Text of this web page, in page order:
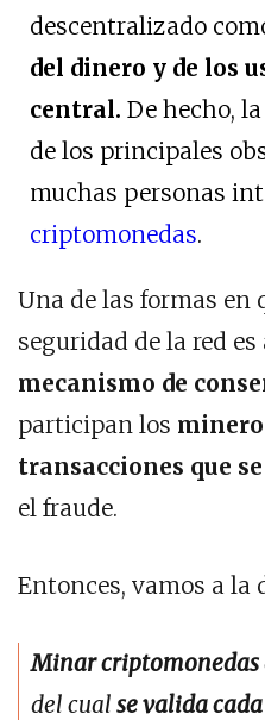
descentralizado
del dinero y de los
central. De hecho,
de los principales
muchas personas
criptomonedas.
Una de las formas en
seguridad de la red
mecanismo de
participan los
transacciones que
el fraude.
Entonces, vamos a la
Minar criptomonedas
del cual se valida